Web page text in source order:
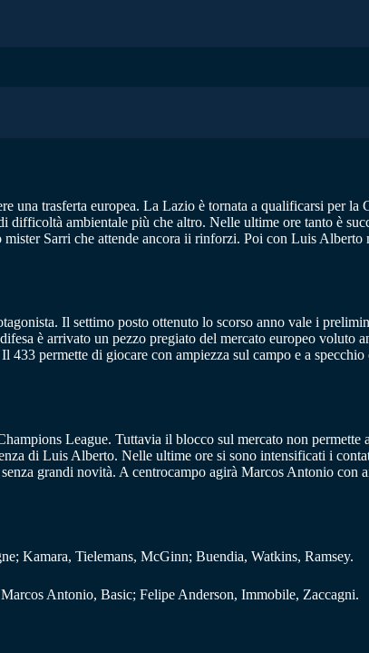
una trasferta europea. La Lazio è tornata a qualificarsi per
ambientale più che altro. Nelle ultime ore tanto è
Sarri che attende ancora ii rinforzi. Poi con Luis
Il settimo posto ottenuto lo scorso anno vale i
è arrivato un pezzo pregiato del mercato europeo voluto
433 permette di giocare con ampiezza sul campo e a
League. Tuttavia il blocco sul mercato non
di Luis Alberto. Nelle ultime ore si sono intensificati i
grandi novità. A centrocampo agirà Marcos Antonio con
Kamara, Tielemans, McGinn; Buendia, Watkins, Ramsey.
Antonio, Basic; Felipe Anderson, Immobile, Zaccagni.